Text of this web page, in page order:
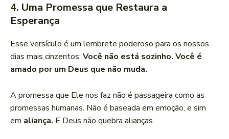
4. Uma Promessa que Restaura a
Esperança
Esse versículo é um lembrete poderoso para os nossos
dias mais cinzentos: Você não está sozinho. Você é
amado por um Deus que não muda.
A promessa que Ele nos faz não é passageira como as
promessas humanas. Não é baseada em emoção, e sim
em aliança. E Deus não quebra alianças.